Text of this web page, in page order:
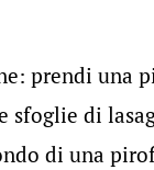
prendi una
di
di una